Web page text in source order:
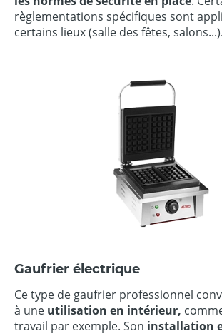
règlementations spécifiques sont
certains lieux (salle des fêtes, salons...).
Gaufrier électrique
Ce type de gaufrier professionnel
à une utilisation en intérieur,
travail par exemple. Son installation